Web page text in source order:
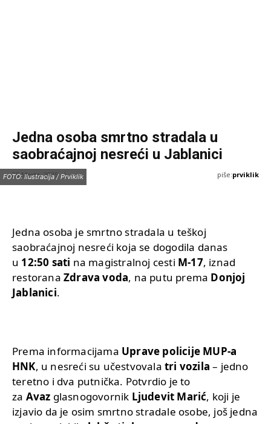
Jedna osoba smrtno stradala u
saobraćajnoj nesreći u Jablanici
25 Marta, 2025 piše:prviklik
FOTO: Ilustracija / Prviklik
Jedna osoba je smrtno stradala u teškoj
saobraćajnoj nesreći koja se dogodila danas
u 12:50 sati na magistralnoj cesti M-17, iznad
restorana Zdrava voda, na putu prema Donjoj
Jablanici.
Prema informacijama Uprave policije MUP-a
HNK, u nesreći su učestvovalatri vozila – jedno
teretno i dva putnička. Potvrdio je to
za Avaz glasnogovornik Ljudevit Marić, koji je
izjavio da je osim smrtno stradale osobe, još jedna